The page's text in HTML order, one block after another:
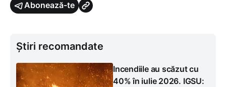
Abonează-te
Știri recomandate
Incendiile au scăzut cu
40% în iulie 2026. IGSU: